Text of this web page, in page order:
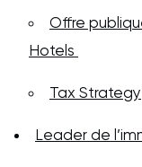
Offre
Hotels
Tax Strategy
Leader de